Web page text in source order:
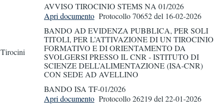
AVVISO TIROCINIO STEMS NA 01/2026
Tirocini
Apri documento Protocollo 70652del 16-02-2026
BANDO AD EVIDENZA PUBBLICA, PER SOLI
TITOLI, PER L’ATTIVAZIONE DI UN TIROCINIO
FORMATIVO E DI ORIENTAMENTO DA
SVOLGERSI PRESSO IL CNR - ISTITUTO DI
SCIENZE DELL’ALIMENTAZIONE (ISA-CNR)
CON SEDE AD AVELLINO
BANDO ISA TF-01/2026
Apri documento Protocollo 26219del 22-01-2026